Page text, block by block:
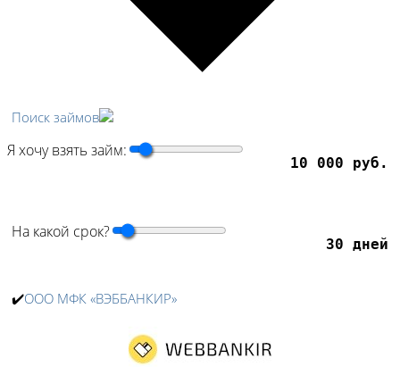
Поиск займов
Я хочу взять займ:
10 000 руб.
На какой срок?
30 дней
✔️ООО МФК «ВЭББАНКИР»